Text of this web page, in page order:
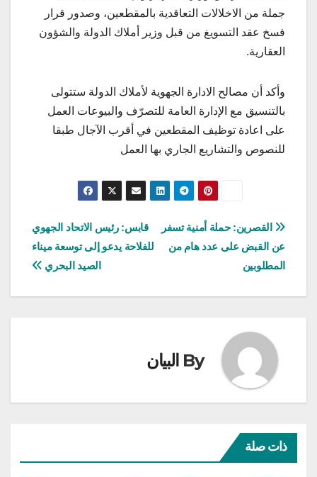
جملة من الاخلالات التعاقدية بالمقطعين، وصدور قرار
فسخ عقد التسويغ من قبل وزير أملاك الدولة والشؤون
العقارية.
وأكد أن مصالح الادارة الجهوية لأملاك الدولة ستتولى
بالتنسيق مع الإدارة العامة للتصرّف والبيوعات العمل
على اعادة توظيف المقطعين في أقرب الآجال طبقا
للنصوص والتشاريع الجاري بها العمل
تصفّح
المقالات
قابس: رئيس الاتحاد الجهوي
للفلاحة يدعو إلى توسعة ميناء
الصيد البحري
القصرين: حملة أمنية تسفر
عن القبض على عدد هام من
المطلوبين
By البيان
ذات صلة